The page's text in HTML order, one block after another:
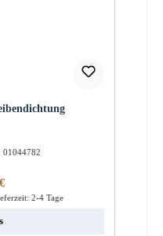
01044782
Preis:
2-4 Tage